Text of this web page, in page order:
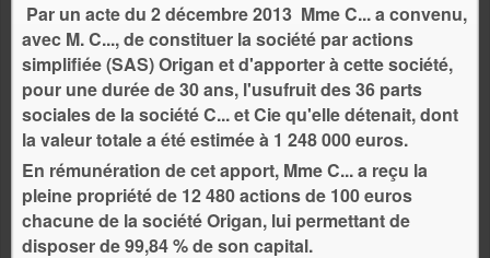
Par un acte du 2 décembre 2013 Mme C... a convenu,
avec M. C..., de constituer la société par actions
simplifiée (SAS) Origan et d'apporter à cette société,
pour une durée de 30 ans, l'usufruit des 36 parts
sociales de la société C... et Cie qu'elle détenait, dont
la valeur totale a été estimée à 1 248 000 euros.
En rémunération de cet apport, Mme C... a reçu la
pleine propriété de 12 480 actions de 100 euros
chacune de la société Origan, lui permettant de
disposer de 99,84 % de son capital.